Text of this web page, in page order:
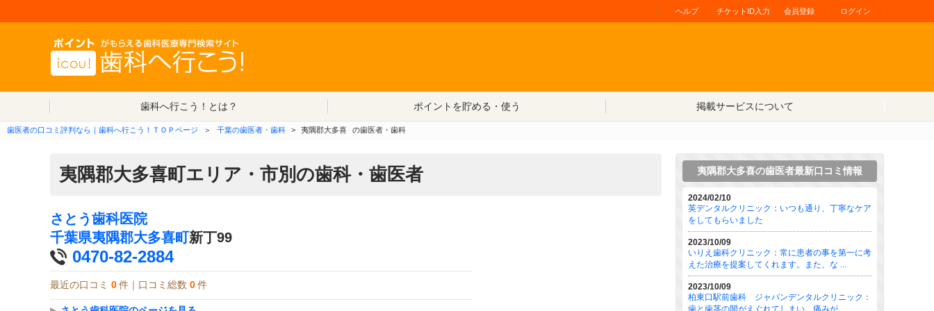
ヘルプ チケットID入力 会員登録 ログイン
歯科へ行こう！とは？
ポイントを貯める・使う 掲載サービスについて
歯医者の口コミ評判なら｜歯科へ行こう！ＴＯＰページ ＞ 千葉の歯医者・歯科 > 夷隅郡大多喜 の歯医者・歯科
夷隅郡大多喜町エリア・市別の歯科・歯医者
さとう歯科医院
千葉県夷隅郡大多喜町新丁99
0470-82-2884
最近の口コミ 0 件｜口コミ総数 0 件
夷隅郡大多喜の歯医者最新口コミ情報
2024/02/10
英デンタルクリニック：いつも通り、丁寧なケア
をしてもらいました
2023/10/09
いりえ歯科クリニック：常に患者の事を第一に考
えた治療を提案してくれます。また、な ...
2023/10/09
柏東口駅前歯科 ジャパンデンタルクリニック：